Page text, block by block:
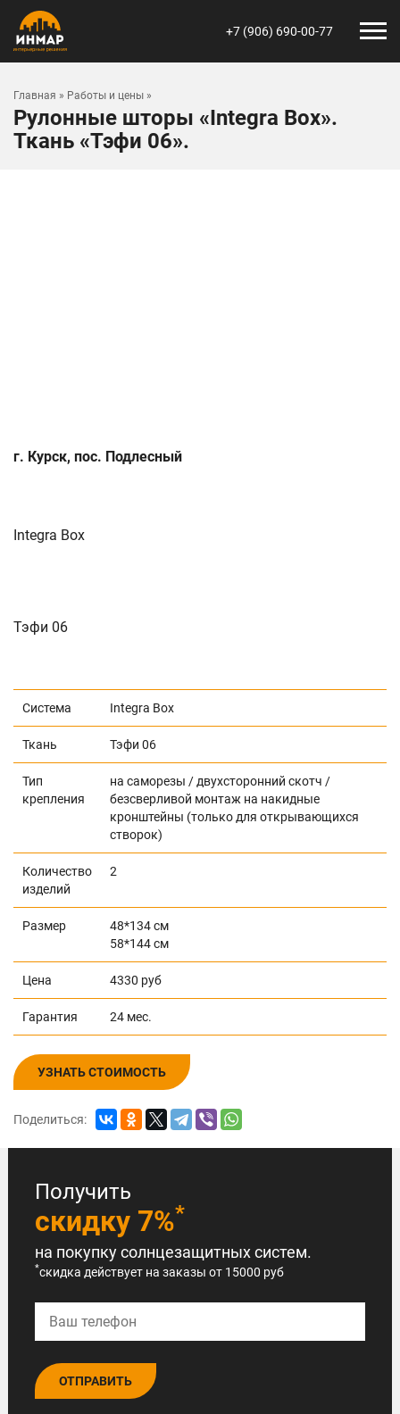
+7 (906) 690-00-77
Главная » Работы и цены »
Рулонные шторы «Integra Box».
Ткань «Тэфи 06».
г. Курск, пос. Подлесный
Integra Box
Тэфи 06
Система Integra Box
Ткань Тэфи 06
Тип
крепления
на саморезы / двухсторонний скотч /
безсверливой монтаж на накидные
кронштейны (только для открывающихся
створок)
Количество
изделий
2
Размер
48*134 см
58*144 см
Цена 4330 руб
Гарантия 24 мес.
УЗНАТЬ СТОИМОСТЬ
Поделиться:
Получить
скидку 7%*
на покупку солнцезащитных систем.
*скидка действует на заказы от 15000 руб
ОТПРАВИТЬ